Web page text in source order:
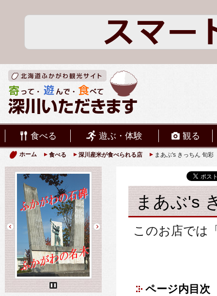
食べる 遊ぶ・体験 観る
ホーム 食べる 深川産米が食べられる店 まあぶ's きっちん 旬彩
まあぶ's
このお店では
ページ内目次
Pause